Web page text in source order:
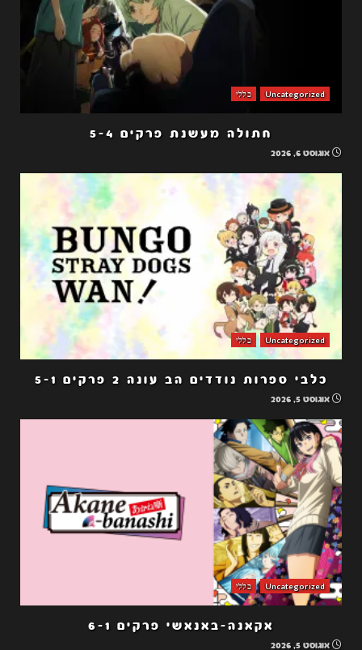
Uncategorized כללי
חתולה מעשנת פרקים 5-4
אוגוסט 6, 2026
Uncategorized כללי
כלבי ספרות נודדים הב עונה 2 פרקים 5-1
אוגוסט 5, 2026
Uncategorized כללי
אקאנה-באנאשי פרקים 6-1
אוגוסט 5, 2026